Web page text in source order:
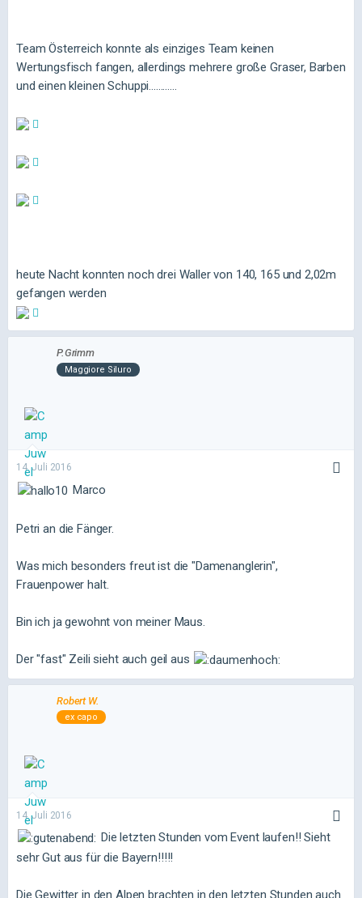
Team Österreich konnte als einziges Team keinen
Wertungsfisch fangen, allerdings mehrere große Graser, Barben
und einen kleinen Schuppi............
heute Nacht konnten noch drei Waller von 140, 165 und 2,02m
gefangen werden
P.Grimm
Maggiore Siluro
14. Juli 2016
Marco
Petri an die Fänger.
Was mich besonders freut ist die "Damenanglerin",
Frauenpower halt.
Bin ich ja gewohnt von meiner Maus.
Der "fast" Zeili sieht auch geil aus
Robert W.
ex capo
14. Juli 2016
Die letzten Stunden vom Event laufen!! Sieht
sehr Gut aus für die Bayern!!!!!
Die Gewitter in den Alpen brachten in den letzten Stunden auch